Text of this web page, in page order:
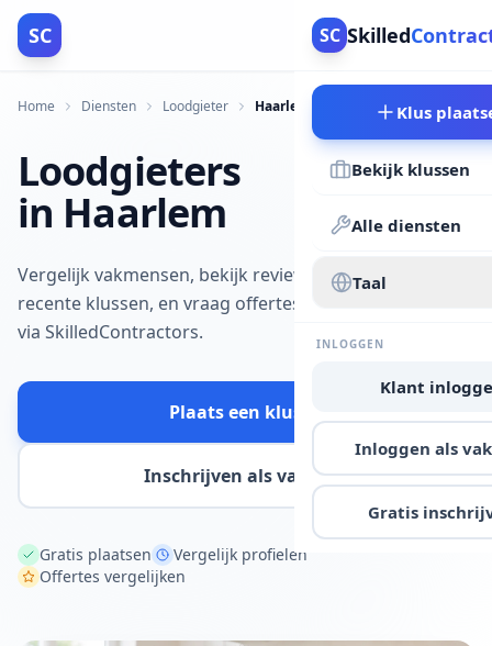
SC SC Skilled
Klus
Bekijk klussen
Alle diensten
Taal
INLOGGEN
Klant
Inloggen als
Gratis
Home Diensten Loodgieter Haarlem
Loodgieters
in Haarlem
Vergelijk vakmensen, bekijk reviews en
recente klussen, en vraag offertes aan
via SkilledContractors.
Plaats een klus
Inschrijven als vakman
Gratis plaatsen
Vergelijk profielen
Offertes vergelijken